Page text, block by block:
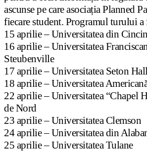
ascunse pe care asociația Planned
fiecare student. Programul turului
15 aprilie – Universitatea din
16 aprilie – Universitatea
Steubenville
17 aprilie – Universitatea Seton
18 aprilie – Universitatea
22 aprilie – Universitatea “Chapel
de Nord
23 aprilie – Universitatea Clemson
24 aprilie – Universitatea din
25 aprilie – Universitatea Tulane